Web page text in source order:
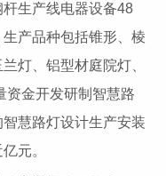
生产线电器设备48
产品种包括锥形、棱
灯、铝型材庭院灯、
资金开发研制智慧路
慧路灯设计生产安装
元。